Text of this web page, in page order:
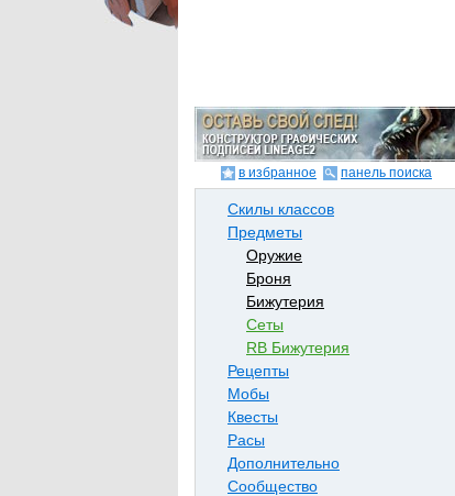
в избранное панель поиска
Скилы классов
Предметы
Оружие
Броня
Бижутерия
Сеты
RB Бижутерия
Рецепты
Мобы
Квесты
Расы
Дополнительно
Сообщество